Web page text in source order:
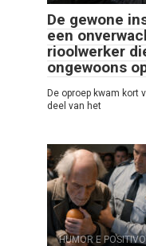
De gewone
een
rioolwerker
ongewoons
De oproep kwam kort
deel van het
HUMOR E POSITIVO